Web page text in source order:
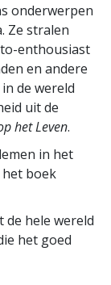
onderwerpen
Ze stralen
enthousiast
en andere
de wereld
uit de
het Leven.
in het
het boek
de hele wereld
het goed